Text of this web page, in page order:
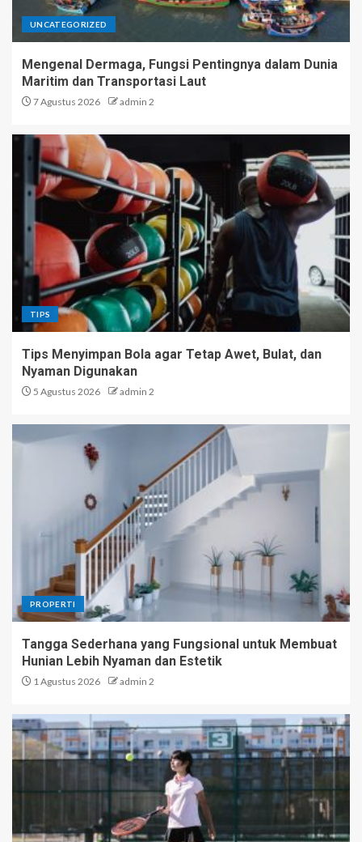
UNCATEGORIZED
Mengenal Dermaga, Fungsi Pentingnya dalam Dunia
Maritim dan Transportasi Laut
7 Agustus 2026 admin 2
TIPS
Tips Menyimpan Bola agar Tetap Awet, Bulat, dan
Nyaman Digunakan
5 Agustus 2026 admin 2
PROPERTI
Tangga Sederhana yang Fungsional untuk Membuat
Hunian Lebih Nyaman dan Estetik
1 Agustus 2026 admin 2